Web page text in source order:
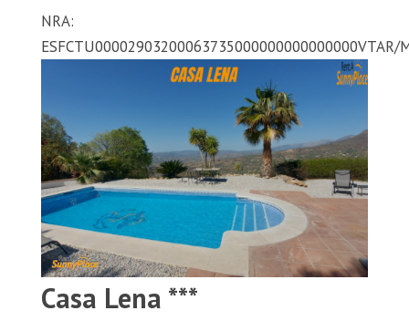
NRA:
ESFCTU00002903200063735000000000000000VTAR/
Casa Lena ***